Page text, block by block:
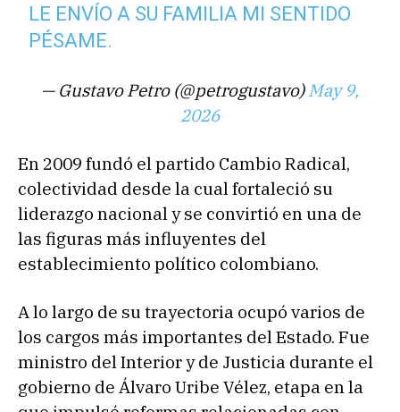
LE ENVÍO A SU FAMILIA MI SENTIDO
PÉSAME.
— Gustavo Petro (@petrogustavo)May 9,
2026
En 2009 fundó el partido Cambio Radical,
colectividad desde la cual fortaleció su
liderazgo nacional y se convirtió en una de
las figuras más influyentes del
establecimiento político colombiano.
A lo largo de su trayectoria ocupó varios de
los cargos más importantes del Estado. Fue
ministro del Interior y de Justicia durante el
gobierno de Álvaro Uribe Vélez, etapa en la